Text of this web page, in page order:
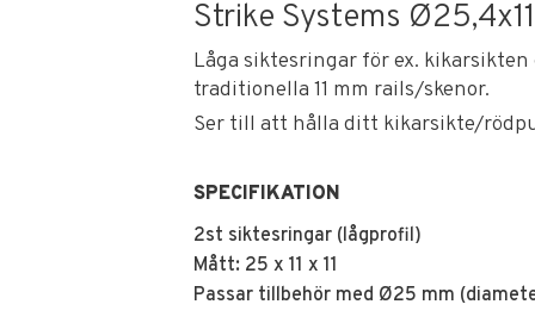
Strike Systems
Låga siktesringar för ex.
traditionella 11 mm rails/skenor.
Ser till att hålla ditt kikarsikte/
SPECIFIKATION
2st siktesringar (lågprofil)
Mått: 25 x 11 x 11
Passar tillbehör med Ø25 mm